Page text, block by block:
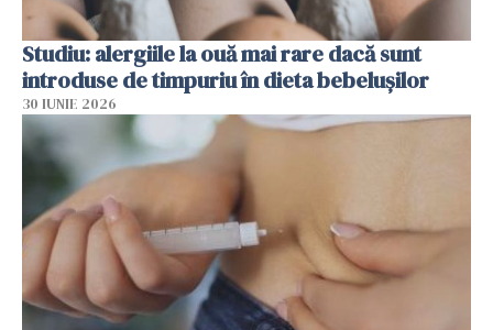
Studiu: alergiile la ouă mai rare dacă sunt
introduse de timpuriu în dieta bebelușilor
30 IUNIE 2026